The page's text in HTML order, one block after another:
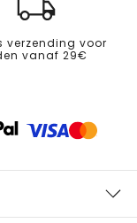
verzending voor
vanaf 29€